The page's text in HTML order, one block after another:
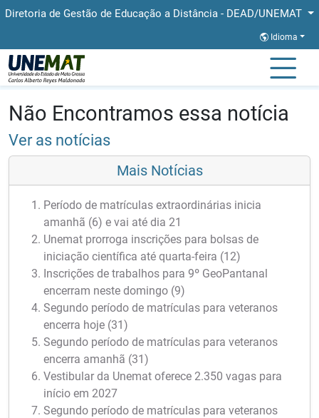
Diretoria de Gestão de Educação a Distância - DEAD/UNEMAT
Idioma
Página Inicial
Não Encontramos essa notícia
Ver as notícias
Mais Notícias
Período de matrículas extraordinárias inicia
amanhã (6) e vai até dia 21
Unemat prorroga inscrições para bolsas de
iniciação científica até quarta-feira (12)
Inscrições de trabalhos para 9º GeoPantanal
encerram neste domingo (9)
Segundo período de matrículas para veteranos
encerra hoje (31)
Segundo período de matrículas para veteranos
encerra amanhã (31)
Vestibular da Unemat oferece 2.350 vagas para
início em 2027
Segundo período de matrículas para veteranos